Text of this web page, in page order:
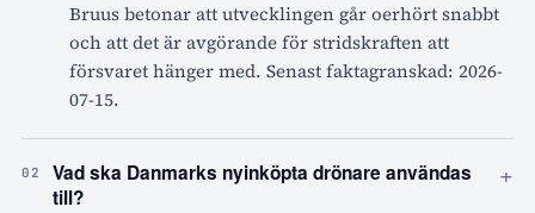
Bruus betonar att utvecklingen går oerhört snabbt
och att det är avgörande för stridskraften att
försvaret hänger med. Senast faktagranskad: 2026-
07-15.
02
Vad ska Danmarks nyinköpta drönare användas
till?
+